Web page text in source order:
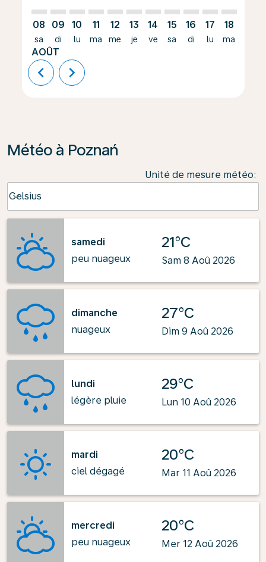
08
sa
AOÛT
09
di
10
lu
11
ma
12
me
13
je
14
ve
15
sa
16
di
17
lu
18
ma
chevron_left chevron_right
Météo à Poznań
Unité de mesure météo:
Celsius
keyboard_arrow_down
samedi
peu nuageux
21°C
Sam 8 Aoû 2026
dimanche
nuageux
27°C
Dim 9 Aoû 2026
lundi
légère pluie
29°C
Lun 10 Aoû 2026
mardi
ciel dégagé
20°C
Mar 11 Aoû 2026
mercredi
peu nuageux
20°C
Mer 12 Aoû 2026